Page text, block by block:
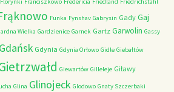
Funka Fynshav Gabrysin Gady Gaj
Wielka Gardzienice Garnek Gartz Garwolin Gassy
Gdańsk Gdynia Gdynia Orłowo Gidle Giebałtów
Giewartów Gilleleje Giławy
Glina Glinojeck Glodowo Gnaty Szczerbaki